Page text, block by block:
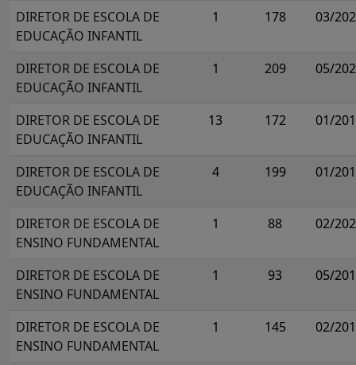
DIRETOR DE ESCOLA DE
EDUCAÇÃO INFANTIL
1 178 03/
DIRETOR DE ESCOLA DE
EDUCAÇÃO INFANTIL
1 209 05/
DIRETOR DE ESCOLA DE
EDUCAÇÃO INFANTIL
13 172 01/
DIRETOR DE ESCOLA DE
EDUCAÇÃO INFANTIL
4 199 01/
DIRETOR DE ESCOLA DE
ENSINO FUNDAMENTAL
1 88 02/
DIRETOR DE ESCOLA DE
ENSINO FUNDAMENTAL
1 93 05/
DIRETOR DE ESCOLA DE
ENSINO FUNDAMENTAL
1 145 02/